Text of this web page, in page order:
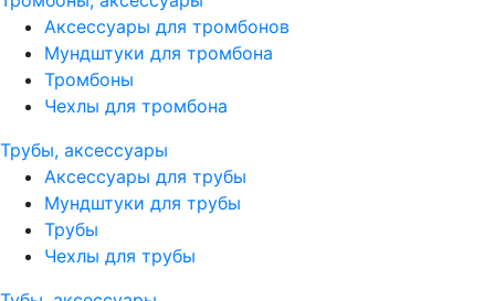
Аксессуары для тромбонов
Мундштуки для тромбона
Тромбоны
Чехлы для тромбона
Трубы, аксессуары
Аксессуары для трубы
Мундштуки для трубы
Трубы
Чехлы для трубы